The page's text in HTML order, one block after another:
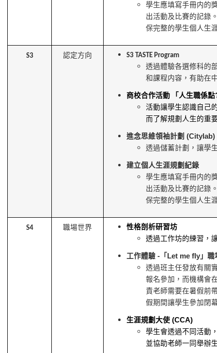
學生應填寫手冊内的
出活動及比賽的記錄
保完整的學生個人生
S3 認定方向 S3 TASTE Program
透過體驗各選修科的
和課程内容，有助在
商校合作活動 「人生職係點
活動讓學生認識自己
而了解規劃人生的重
進念思維領袖計劃 (Citylab)
透過儲蓄計劃，讓學
建立個人生涯規劃紀錄
學生應填寫手冊内的
出活動及比賽的記錄
保完整的學生個人生
S4 職場世界 性格剖析研習坊
透過工作坊的練習，
工作體驗 - 「 Let me fly 」
透過班主任發放有關
報名參加，而機構會
責老師需要在暑假前
假期間讓學生參加閉
生涯規劃大使 (CCA)
學生會透過不同活動
並協助老師一同舉辦